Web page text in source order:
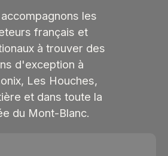
les
français et
à trouver des
d'exception à
Les Houches,
et dans toute la
du Mont-Blanc.